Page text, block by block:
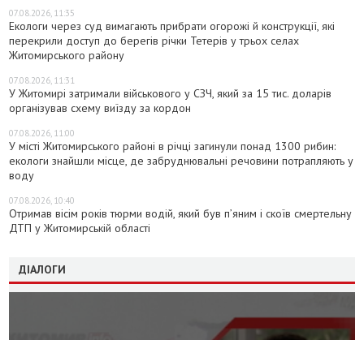
07.08.2026, 11:35
Екологи через суд вимагають прибрати огорожі й конструкції, які
перекрили доступ до берегів річки Тетерів у трьох селах
Житомирського району
07.08.2026, 11:31
У Житомирі затримали військового у СЗЧ, який за 15 тис. доларів
організував схему виїзду за кордон
07.08.2026, 11:00
У місті Житомирського районі в річці загинули понад 1300 рибин:
екологи знайшли місце, де забруднювальні речовини потрапляють у
воду
07.08.2026, 10:40
Отримав вісім років тюрми водій, який був п’яним і скоїв смертельну
ДТП у Житомирській області
ДІАЛОГИ